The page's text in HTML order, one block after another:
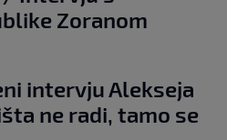
Zoranom
intervju Alekseja
ne radi, tamo se